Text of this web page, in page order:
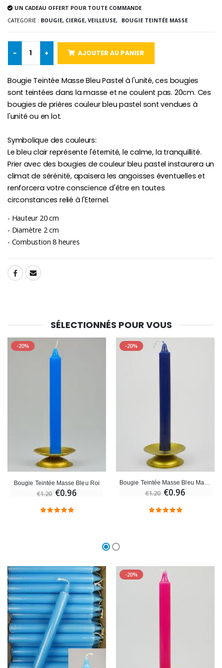
-10%
Bougie de Neuvaine Contre le Mal - Saint Michel
€5.50 €4.95
€58.50
Huile d'Onction
€9.90
€4.90
€2.50
€5.00
UN CADEAU OFFERT POUR TOUTE COMMANDE
CATEGORIE : BOUGIE, CIERGE, VEILLEUSE, BOUGIE TEINTÉE MASSE
- + AJOUTER AU PANIER
Bougie Teintée Masse Bleu Pastel à l'unité, ces bougies
sont teintées dans la masse et ne coulent pas. 20cm. Ces
bougies de prières couleur bleu pastel sont vendues à
l'unité ou en lot.
Symbolique des couleurs:
Le bleu clair représente l'éternité, le calme, la tranquillité.
Prier avec des bougies de couleur bleu pastel instaurera un
climat de sérénité, apaisera les angoisses éventuelles et
renforcera votre conscience d'être en toutes
circonstances relié à l'Eternel.
- Hauteur 20 cm
- Diamètre 2 cm
- Combustion 8 heures
SHARE:
SÉLECTIONNÉS POUR VOUS
-20%
Bougie Teintée Masse Bleu Roi
€1.20 €0.96
-20%
€1.20 €0.96
-20%